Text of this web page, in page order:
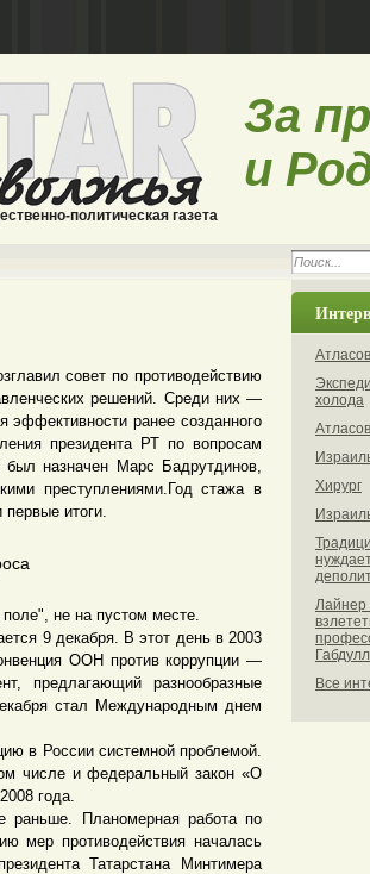
политическая газета
За
и
совет по противодействию
решений. Среди них —
эффективности ранее созданного
президента РТ по вопросам
был назначен Марс Бадрутдинов,
преступлениями.Год стажа в
итоги.
не на пустом месте.
9 декабря. В этот день в 2003
ООН против коррупции —
предлагающий разнообразные
стал Международным днем
в России системной проблемой.
числе и федеральный закон «О
года.
Планомерная работа по
мер противодействия началась
Татарстана Минтимера
Атласов
холода
Атласов
Хирург
Лайнер
Все